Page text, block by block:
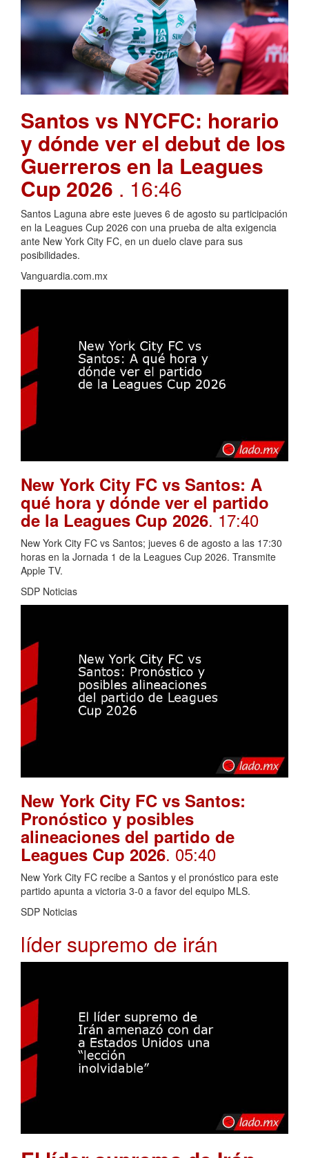
Santos vs NYCFC: horario
y dónde ver el debut de los
Guerreros en la Leagues
Cup 2026 . 16:46
Santos Laguna abre este jueves 6 de agosto su participación
en la Leagues Cup 2026 con una prueba de alta exigencia
ante New York City FC, en un duelo clave para sus
posibilidades.
Vanguardia.com.mx
New York City FC vs Santos: A
qué hora y dónde ver el partido
de la Leagues Cup 2026. 17:40
New York City FC vs Santos; jueves 6 de agosto a las 17:30
horas en la Jornada 1 de la Leagues Cup 2026. Transmite
Apple TV.
SDP Noticias
New York City FC vs Santos:
Pronóstico y posibles
alineaciones del partido de
Leagues Cup 2026. 05:40
New York City FC recibe a Santos y el pronóstico para este
partido apunta a victoria 3-0 a favor del equipo MLS.
SDP Noticias
líder supremo de irán